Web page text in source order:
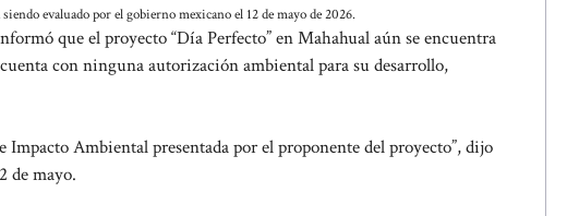
evaluado por el gobierno mexicano el 12 de mayo de 2026.
que el proyecto “Día Perfecto” en Mahahual aún se encuentra
con ninguna autorización ambiental para su desarrollo,
Ambiental presentada por el proponente del proyecto”, dijo
de mayo.